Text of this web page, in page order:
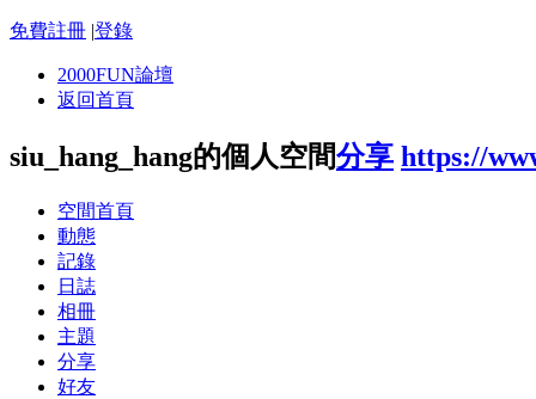
免費註冊 |登錄
2000FUN論壇
返回首頁
siu_hang_hang的個人空間分享 https://
空間首頁
動態
記錄
日誌
相冊
主題
分享
好友